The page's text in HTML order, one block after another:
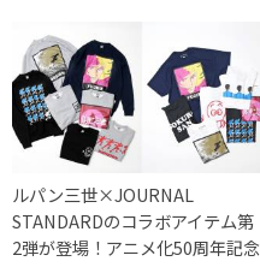
ルパン三世×JOURNAL
STANDARDのコラボアイテム第
2弾が登場！アニメ化50周年記念